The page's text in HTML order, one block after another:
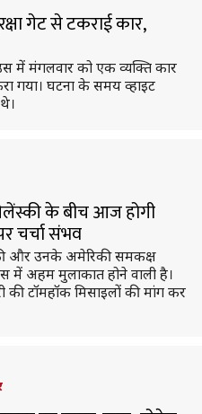
गेट से टकराई कार,
में मंगलवार को एक व्यक्ति कार
गया। घटना के समय व्हाइट
के बीच आज होगी
चर्चा संभव
और उनके अमेरिकी समकक्ष
में अहम मुलाकात होने वाली है।
टॉमहॉक मिसाइलों की मांग कर